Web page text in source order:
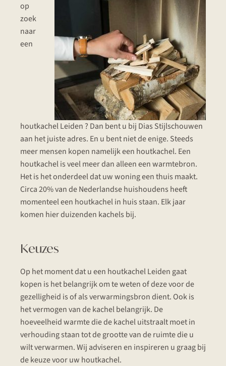
op
zoek
naar
een
houtkachel Leiden ? Dan bent u bij Dias Stijlschouwen
aan het juiste adres. En u bent niet de enige. Steeds
meer mensen kopen namelijk een houtkachel. Een
houtkachel is veel meer dan alleen een warmtebron.
Het is het onderdeel dat uw woning een thuis maakt.
Circa 20% van de Nederlandse huishoudens heeft
momenteel een houtkachel in huis staan. Elk jaar
komen hier duizenden kachels bij.
Keuzes
Op het moment dat u een houtkachel Leiden gaat
kopen is het belangrijk om te weten of deze voor de
gezelligheid is of als verwarmingsbron dient. Ook is
het vermogen van de kachel belangrijk. De
hoeveelheid warmte die de kachel uitstraalt moet in
verhouding staan tot de grootte van de ruimte die u
wilt verwarmen. Wij adviseren en inspireren u graag bij
de keuze voor uw houtkachel.